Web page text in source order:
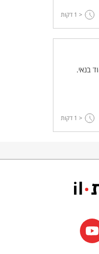
< 1 דקות
< 1 דקות